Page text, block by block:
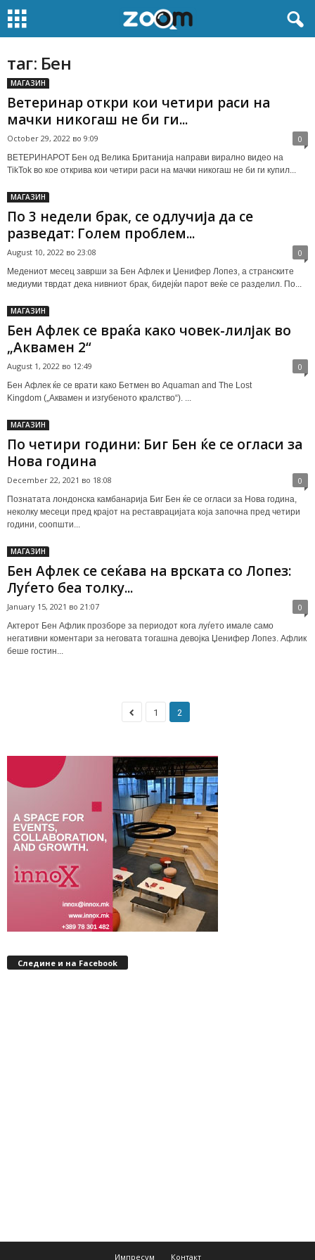
таг: Бен
МАГАЗИН
Ветеринар откри кои четири раси на
мачки никогаш не би ги...
October 29, 2022 во 9:09 0
ВЕТЕРИНАРОТ Бен од Велика Британија направи вирално видео на
TikTok во кое открива кои четири раси на мачки никогаш не би ги купил...
МАГАЗИН
По 3 недели брак, се одлучија да се
разведат: Голем проблем...
August 10, 2022 во 23:08 0
Медениот месец заврши за Бен Афлек и Џенифер Лопез, а странските
медиуми тврдат дека нивниот брак, бидејќи парот веќе се разделил. По...
МАГАЗИН
Бен Афлек се враќа како човек-лилјак во
„Аквамен 2“
August 1, 2022 во 12:49 0
Бен Афлек ќе се врати како Бетмен во Aquaman and The Lost
Kingdom („Аквамен и изгубеното кралство“). ...
МАГАЗИН
По четири години: Биг Бен ќе се огласи за
Нова година
December 22, 2021 во 18:08 0
Познатата лондонска камбанарија Биг Бен ќе се огласи за Нова година,
неколку месеци пред крајот на реставрацијата која започна пред четири
години, соопшти...
МАГАЗИН
Бен Афлек се сеќава на врската со Лопез:
Луѓето беа толку...
January 15, 2021 во 21:07 0
Актерот Бен Афлик прозборе за периодот кога луѓето имале само
негативни коментари за неговата тогашна девојка Џенифер Лопез. Афлик
беше гостин...
1 2
Следине и на Facebook
Импресум Контакт